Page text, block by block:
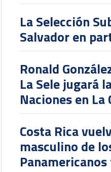
La Selección
Salvador en
Ronald
La Sele jugará
Naciones en La
Costa Rica
masculino de